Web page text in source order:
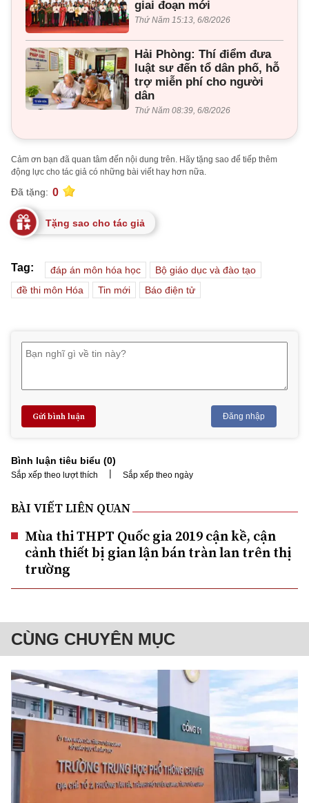
giai đoạn mới
Thứ Năm 15:13, 6/8/2026
Hải Phòng: Thí điểm đưa
luật sư đến tổ dân phố, hỗ
trợ miễn phí cho người
dân
Thứ Năm 08:39, 6/8/2026
Cảm ơn bạn đã quan tâm đến nội dung trên. Hãy tặng sao để tiếp thêm
động lực cho tác giả có những bài viết hay hơn nữa.
Đã tặng: 0
Tặng sao cho tác giả
Tag: đáp án môn hóa học
Bộ giáo dục và đào tạo
đề thi môn Hóa
Tin mới Báo điện tử
Gửi bình luận Đăng nhập
Bình luận tiêu biểu (0)
Sắp xếp theo lượt thích | Sắp xếp theo ngày
BÀI VIẾT LIÊN QUAN
Mùa thi THPT Quốc gia 2019 cận kề, cận
cảnh thiết bị gian lận bán tràn lan trên thị
trường
CÙNG CHUYÊN MỤC